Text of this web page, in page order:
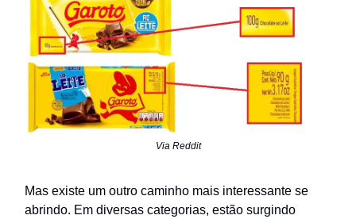
Via Reddit
Mas existe um outro caminho mais interessante se
abrindo. Em diversas categorias, estão surgindo